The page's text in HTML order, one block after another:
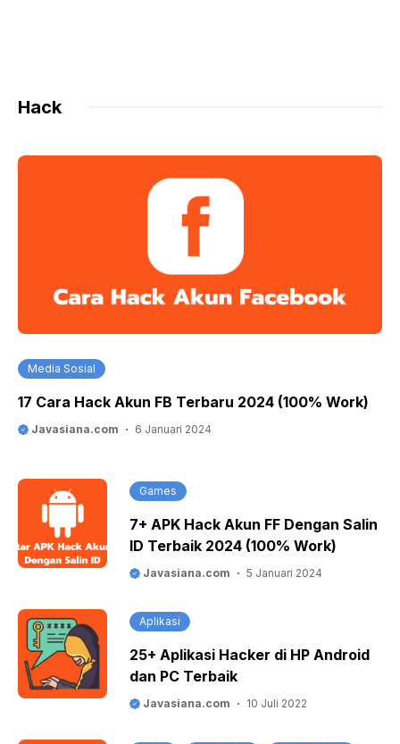
Hack
Media Sosial
17 Cara Hack Akun FB Terbaru 2024 (100% Work)
Javasiana.com 6 Januari 2024
Games
7+ APK Hack Akun FF Dengan Salin
ID Terbaik 2024 (100% Work)
Javasiana.com 5 Januari 2024
Aplikasi
25+ Aplikasi Hacker di HP Android
dan PC Terbaik
Javasiana.com 10 Juli 2022